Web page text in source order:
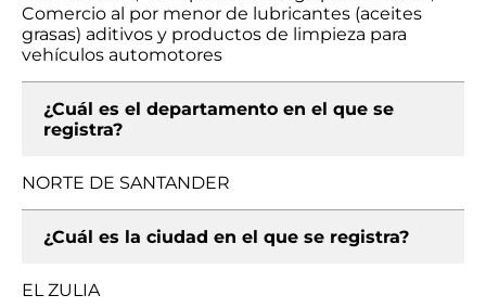
Comercio al por menor de lubricantes (aceites
grasas) aditivos y productos de limpieza para
vehículos automotores
¿Cuál es el departamento en el que se
registra?
NORTE DE SANTANDER
¿Cuál es la ciudad en el que se registra?
EL ZULIA